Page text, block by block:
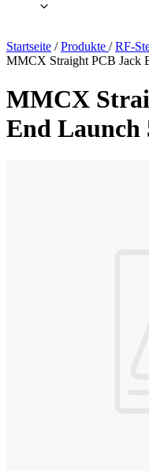
Startseite / Produkte / RF-
MMCX Straight PCB Jack
MMCX
End Launch